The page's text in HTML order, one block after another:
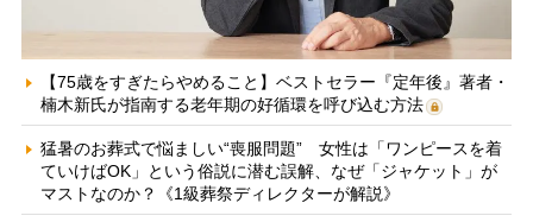
【75歳をすぎたらやめること】ベストセラー『定年後』著者・
楠木新氏が指南する老年期の好循環を呼び込む方法
猛暑のお葬式で悩ましい“喪服問題” 女性は「ワンピースを着
ていけばOK」という俗説に潜む誤解、なぜ「ジャケット」が
マストなのか？《1級葬祭ディレクターが解説》